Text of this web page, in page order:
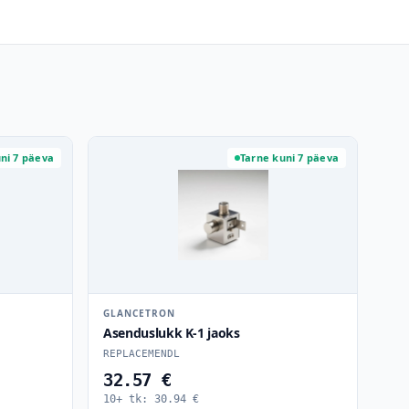
7 päeva Tarne kuni 7 päeva
GLANCETRON
Asenduslukk K-1 jaoks
REPLACEMENDL
32.57 €
10+ tk: 30.94 €